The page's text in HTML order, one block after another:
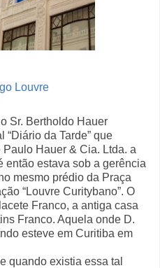
Sr. Bertholdo Hauer
“Diário da Tarde” que
Hauer & Cia. Ltda. a
então estava sob a gerência
mesmo prédio da Praça
“Louvre Curitybano”. O
Franco, a antiga casa
Franco. Aquela onde D.
esteve em Curitiba em
quando existia essa tal